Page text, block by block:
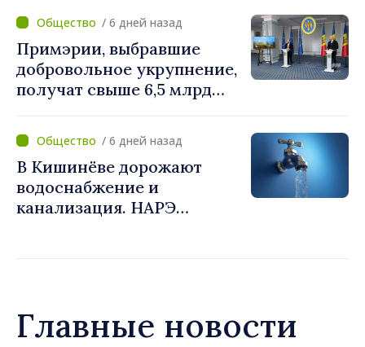
коммуникации и
противодействия
дезинформации
/ 6 дней назад
Примэрии, выбравшие
добровольное укрупнение,
получат свыше 6,5 млрд
«Правительство
предоставляет примэриям,
которые добровольно
объединяются,
беспрецедентный
/ 6 дней назад
В Кишинёве дорожают
водоснабжение и
канализация. НАРЭ
Главные новости